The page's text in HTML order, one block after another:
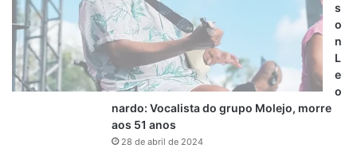
s
o
n
L
e
o
nardo: Vocalista do grupo Molejo, morre
aos 51 anos
28 de abril de 2024